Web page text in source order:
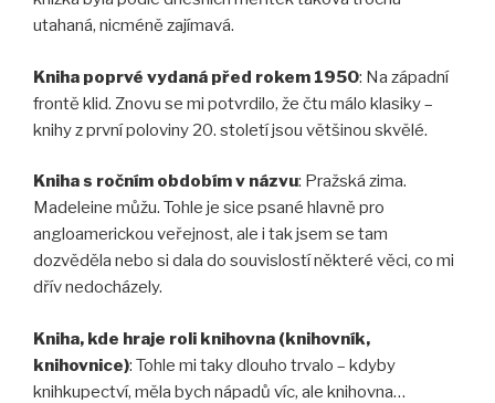
utahaná, nicméně zajímavá.
Kniha poprvé vydaná před rokem 1950: Na západní
frontě klid. Znovu se mi potvrdilo, že čtu málo klasiky –
knihy z první poloviny 20. století jsou většinou skvělé.
Kniha s ročním obdobím v názvu: Pražská zima.
Madeleine můžu. Tohle je sice psané hlavně pro
angloamerickou veřejnost, ale i tak jsem se tam
dozvěděla nebo si dala do souvislostí některé věci, co mi
dřív nedocházely.
Kniha, kde hraje roli knihovna (knihovník,
knihovnice): Tohle mi taky dlouho trvalo – kdyby
knihkupectví, měla bych nápadů víc, ale knihovna…